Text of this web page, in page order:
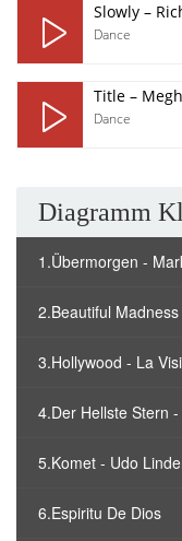
Slowly –
Dance
Title –
Dance
Diagramm
1.Übermorgen -
2.Beautiful
3.Hollywood - La
4.Der Hellste Stern
5.Komet - Udo
6.Espiritu De Dios